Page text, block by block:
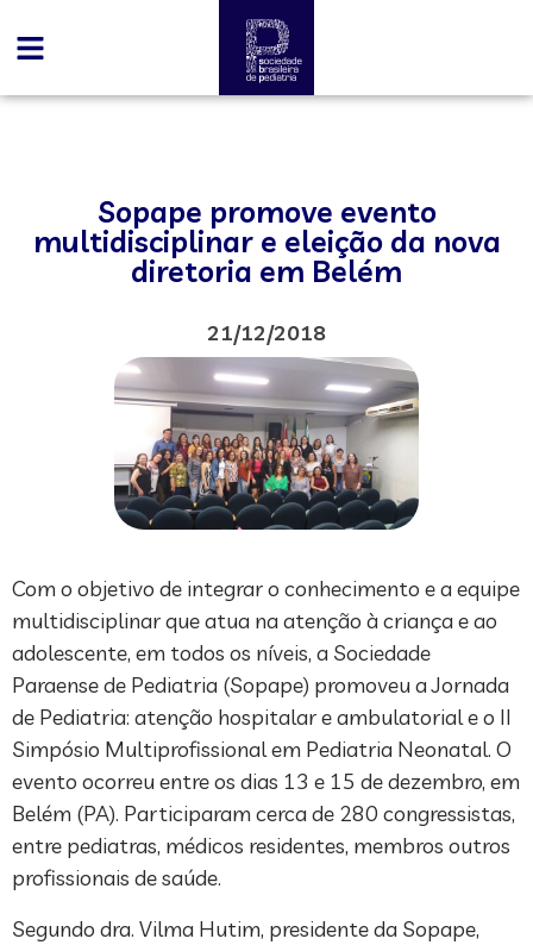
Sopape promove evento
multidisciplinar e eleição da nova
diretoria em Belém
21/12/2018
Com o objetivo de integrar o conhecimento e a equipe
multidisciplinar que atua na atenção à criança e ao
adolescente, em todos os níveis, a Sociedade
Paraense de Pediatria (Sopape) promoveu a Jornada
de Pediatria: atenção hospitalar e ambulatorial e o II
Simpósio Multiprofissional em Pediatria Neonatal. O
evento ocorreu entre os dias 13 e 15 de dezembro, em
Belém (PA). Participaram cerca de 280 congressistas,
entre pediatras, médicos residentes, membros outros
profissionais de saúde.
Segundo dra. Vilma Hutim, presidente da Sopape,